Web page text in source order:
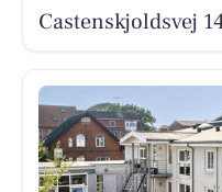
Castenskjoldsvej